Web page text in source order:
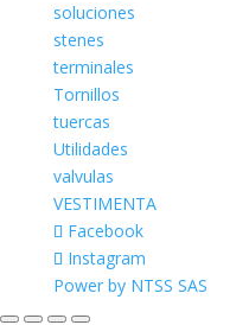
soluciones
stenes
terminales
Tornillos
tuercas
Utilidades
valvulas
VESTIMENTA
Facebook
Instagram
Power by NTSS SAS